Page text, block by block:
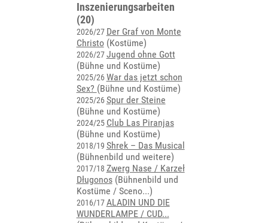
Inszenierungsarbeiten
(20)
2026/27 Der Graf von Monte
Christo(Kostüme)
2026/27Jugend ohne Gott
(Bühne und Kostüme)
2025/26War das jetzt schon
Sex? (Bühne und Kostüme)
2025/26Spur der Steine
(Bühne und Kostüme)
2024/25 Club Las Piranjas
(Bühne und Kostüme)
2018/19 Shrek – Das Musical
(Bühnenbild und weitere)
2017/18 Zwerg Nase / Karzeł
Długonos(Bühnenbild und
Kostüme / Sceno...)
2016/17ALADIN UND DIE
WUNDERLAMPE / CUD...